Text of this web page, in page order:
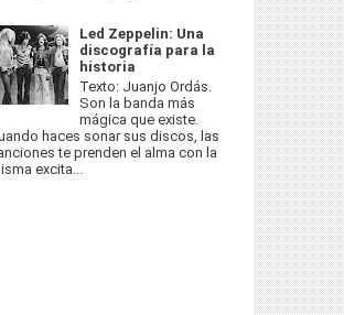
Led Zeppelin: Una
discografía para la
historia
Texto: Juanjo Ordás.
Son la banda más
mágica que existe.
haces sonar sus discos, las
te prenden el alma con la
excita...